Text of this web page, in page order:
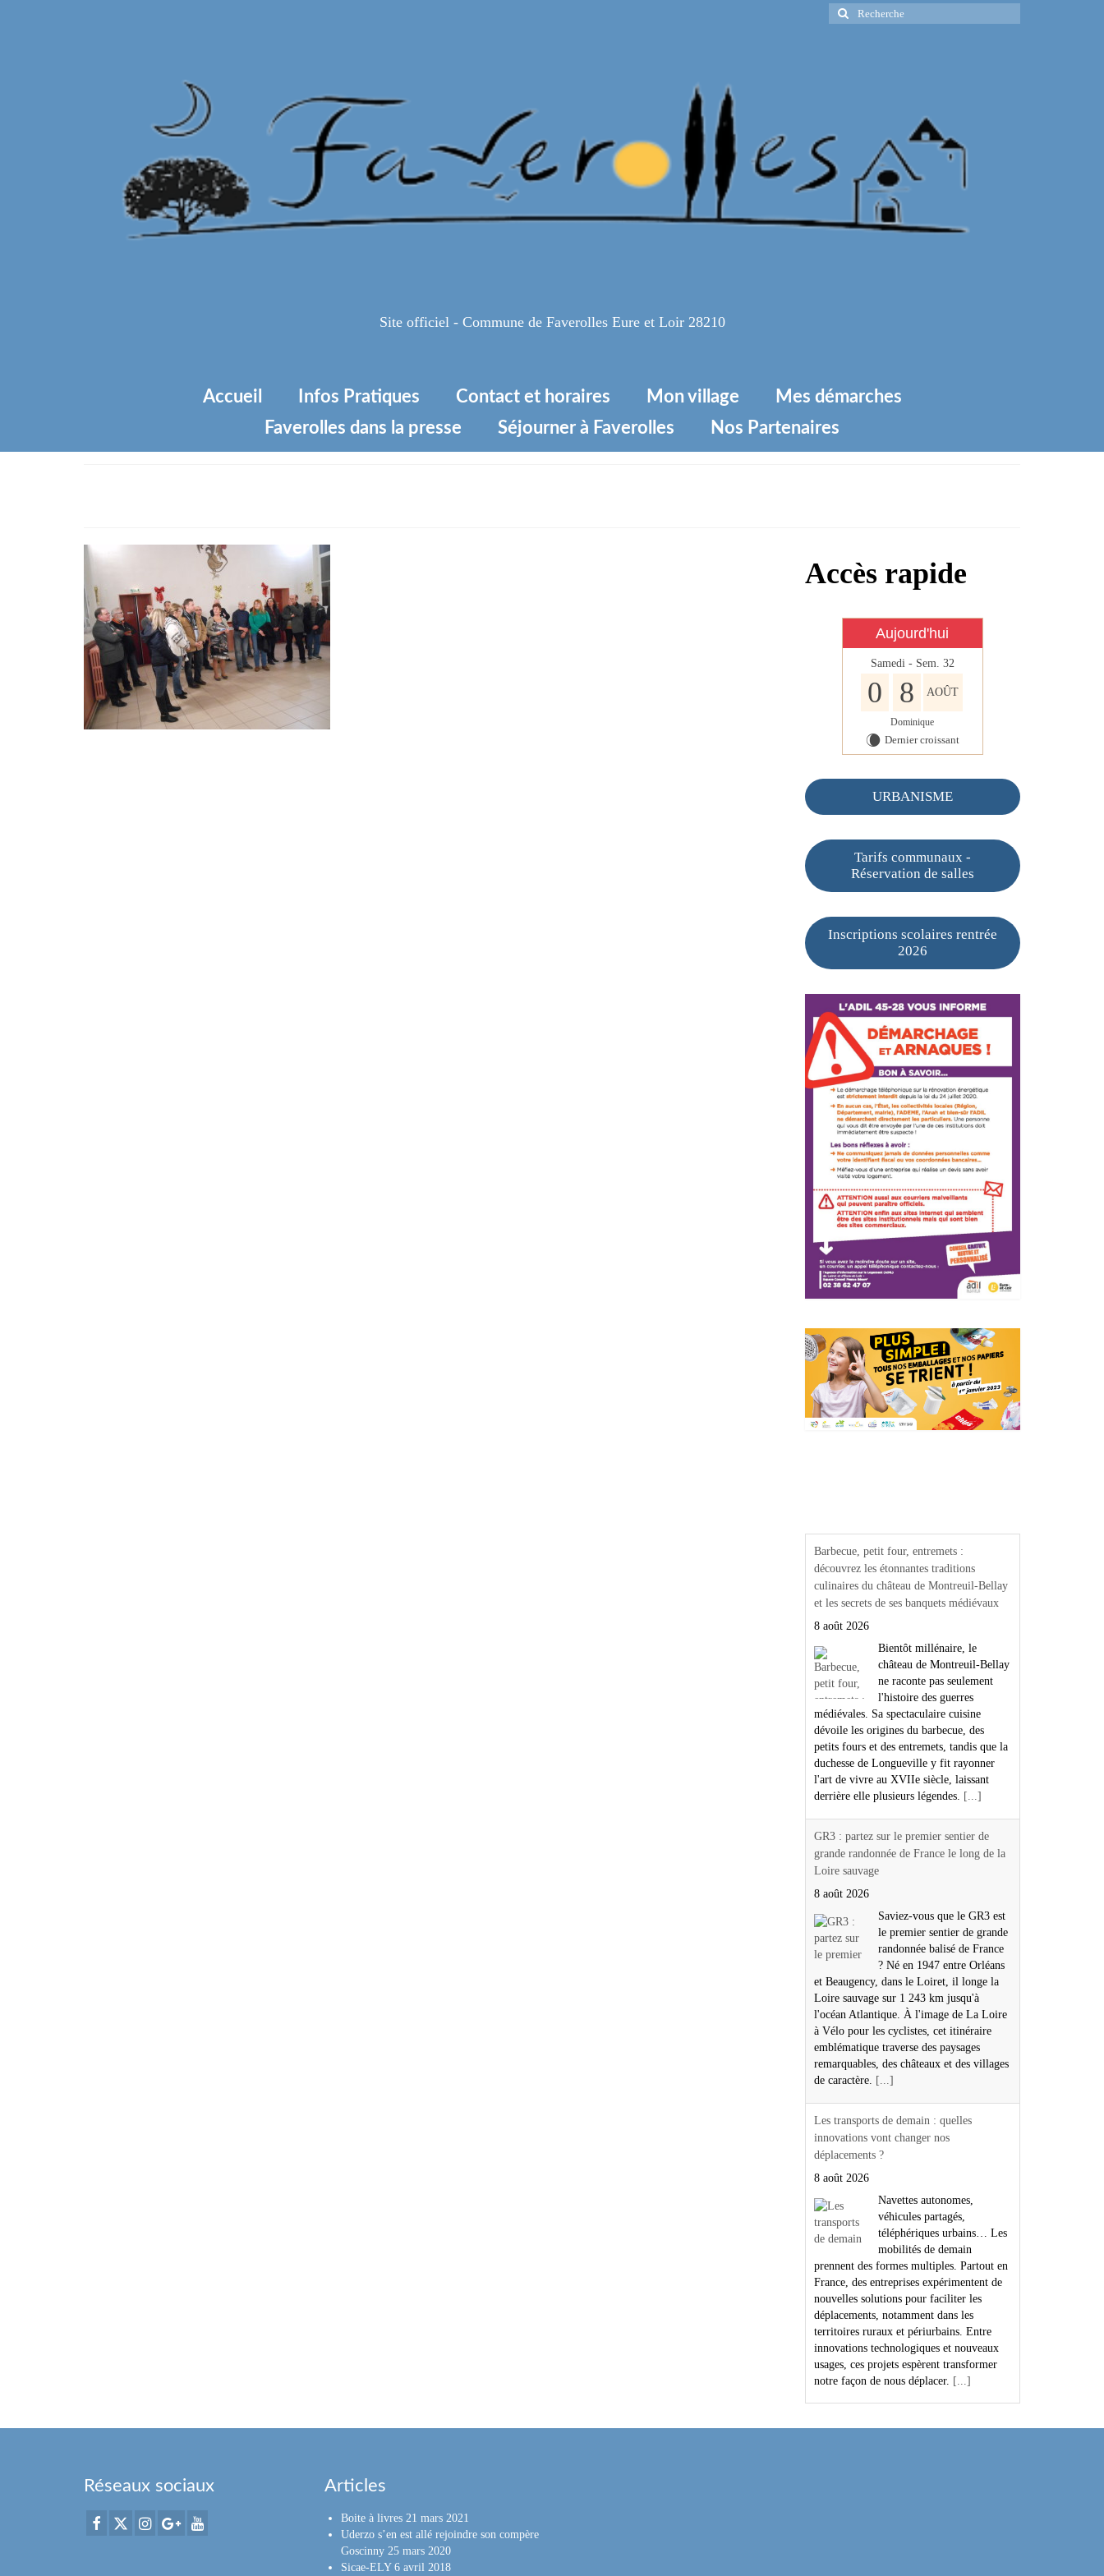
Rechercher
:
Site officiel - Commune de Faverolles Eure et Loir 28210
Accueil Infos Pratiques Contact et horaires Mon village
Mes démarches
Faverolles dans la presse
Séjourner à Faverolles Nos Partenaires
Accès rapide
Aujourd'hui
Samedi - Sem. 32
0 8 AOÛT
Dominique
W Dernier croissant
URBANISME
Tarifs communaux -
Réservation de salles
Inscriptions scolaires rentrée
2026
Barbecue, petit four, entremets :
découvrez les étonnantes traditions
culinaires du château de Montreuil-Bellay
et les secrets de ses banquets médiévaux
8 août 2026
Bientôt millénaire, le
château de Montreuil-Bellay
ne raconte pas seulement
l'histoire des guerres
médiévales. Sa spectaculaire cuisine
dévoile les origines du barbecue, des
petits fours et des entremets, tandis que la
duchesse de Longueville y fit rayonner
l'art de vivre au XVIIe siècle, laissant
derrière elle plusieurs légendes.
[...]
GR3 : partez sur le premier sentier de
grande randonnée de France le long de la
Loire sauvage
8 août 2026
Saviez-vous que le GR3 est
le premier sentier de grande
randonnée balisé de France
? Né en 1947 entre Orléans
et Beaugency, dans le Loiret, il longe la
Loire sauvage sur 1 243 km jusqu'à
l'océan Atlantique. À l'image de La Loire
à Vélo pour les cyclistes, cet itinéraire
emblématique traverse des paysages
remarquables, des châteaux et des villages
de caractère.
[...]
Les transports de demain : quelles
innovations vont changer nos
déplacements ?
8 août 2026
Navettes autonomes,
véhicules partagés,
téléphériques urbains… Les
mobilités de demain
prennent des formes multiples. Partout en
France, des entreprises expérimentent de
nouvelles solutions pour faciliter les
déplacements, notamment dans les
territoires ruraux et périurbains. Entre
innovations technologiques et nouveaux
usages, ces projets espèrent transformer
notre façon de nous déplacer. [...]
Réseaux sociaux Articles
Boite à livres 21 mars 2021
Uderzo s’en est allé rejoindre son compère
Goscinny 25 mars 2020
Sicae-ELY 6 avril 2018